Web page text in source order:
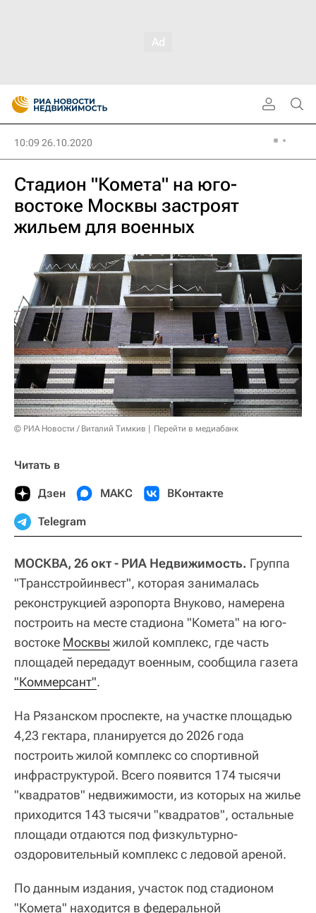
10:09 26.10.2020
Стадион "Комета" на юго-
востоке Москвы застроят
жильем для военных
© РИА Новости / Виталий Тимкив Перейти в медиабанк
Читать в
Дзен МАКС ВКонтакте
Telegram
МОСКВА, 26 окт - РИА Недвижимость. Группа
"Трансстройинвест", которая занималась
реконструкцией аэропорта Внуково, намерена
построить на месте стадиона "Комета" на юго-
востоке Москвы жилой комплекс, где часть
площадей передадут военным, сообщила газета
"Коммерсант".
На Рязанском проспекте, на участке площадью
4,23 гектара, планируется до 2026 года
построить жилой комплекс со спортивной
инфраструктурой. Всего появится 174 тысячи
"квадратов" недвижимости, из которых на жилье
приходится 143 тысячи "квадратов", остальные
площади отдаются под физкультурно-
оздоровительный комплекс с ледовой ареной.
По данным издания, участок под стадионом
"Комета" находится в федеральной